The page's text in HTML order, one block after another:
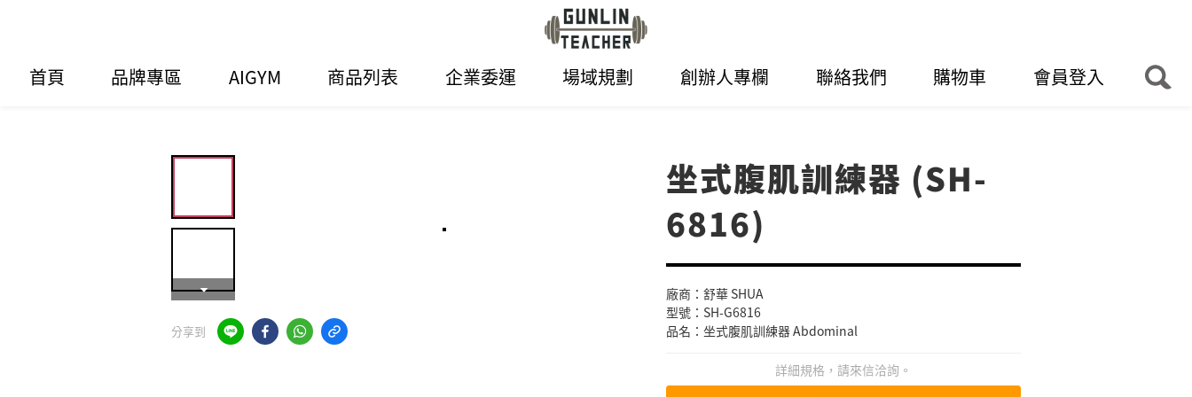
首頁 品牌專區 AIGYM 商品列表 企業委運 場域規劃 創辦人專欄 聯絡我們 購物車 會員登入
分享到
坐式腹肌訓練器 (SH-
6816)
廠商：舒華 SHUA
型號：SH-G6816
品名：坐式腹肌訓練器 Abdominal
詳細規格，請來信洽詢。